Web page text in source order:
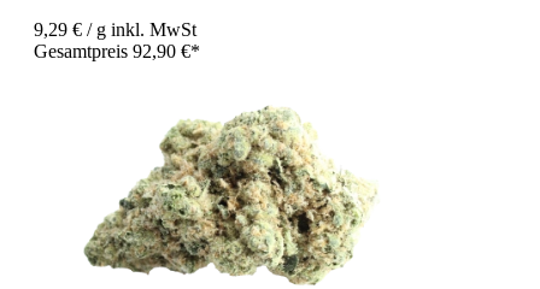
9,29 € / g inkl. MwSt
Gesamtpreis 92,90 €*